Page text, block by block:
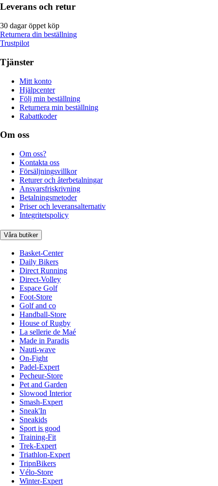
Leverans och retur
30 dagar öppet köp
Returnera din beställning
Trustpilot
Tjänster
Mitt konto
Hjälpcenter
Följ min beställning
Returnera min beställning
Rabattkoder
Om oss
Om oss?
Kontakta oss
Försäljningsvillkor
Returer och återbetalningar
Ansvarsfriskrivning
Betalningsmetoder
Priser och leveransalternativ
Integritetspolicy
Våra butiker
Basket-Center
Daily Bikers
Direct Running
Direct-Volley
Espace Golf
Foot-Store
Golf and co
Handball-Store
House of Rugby
La sellerie de Maé
Made in Paradis
Nauti-wave
On-Fight
Padel-Expert
Pecheur-Store
Pet and Garden
Slowood Interior
Smash-Expert
Sneak'In
Sneakids
Sport is good
Training-Fit
Trek-Expert
Triathlon-Expert
TripnBikers
Vélo-Store
Winter-Expert